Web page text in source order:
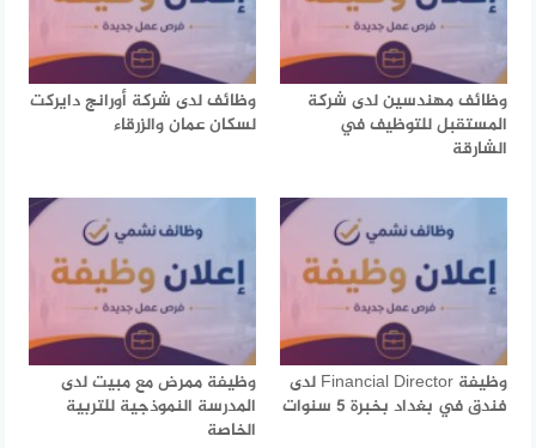
وظائف مهندسين لدى شركة
المستقبل للتوظيف في
الشارقة
وظائف لدى شركة أورانج دايركت
لسكان عمان والزرقاء
وظيفة Financial Director لدى
فندق في بغداد بخبرة 5 سنوات
وظيفة ممرض مع مبيت لدى
المدرسة النموذجية للتربية
الخاصة